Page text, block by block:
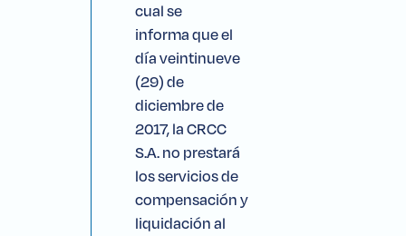
cual se
informa que el
día veintinueve
(29) de
diciembre de
2017, la CRCC
S.A. no prestará
los servicios de
compensación y
liquidación al